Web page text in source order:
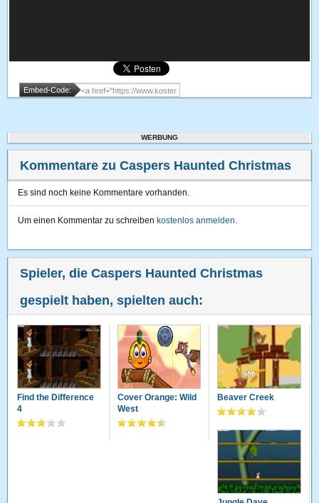
Embed-Code:
WERBUNG
Kommentare zu Caspers Haunted Christmas
Es sind noch keine Kommentare vorhanden.
Um einen Kommentar zu schreiben kostenlos anmelden.
Spieler, die Caspers Haunted Christmas
gespielt haben, spielten auch:
Find the Difference
4
Cover Orange: Wild
West
Beaver Creek